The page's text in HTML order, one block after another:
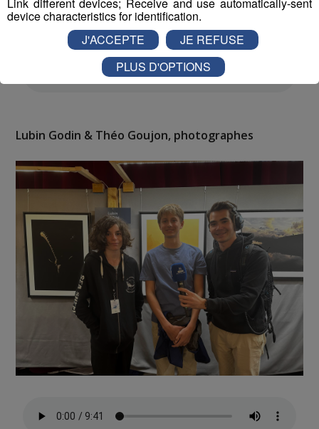
Lubin Godin & Théo Goujon, photographes
device characteristics for identification.
J'ACCEPTE
JE REFUSE
PLUS D'OPTIONS